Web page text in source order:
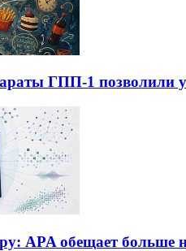
ГПП-1 позволили
APA обещает больше